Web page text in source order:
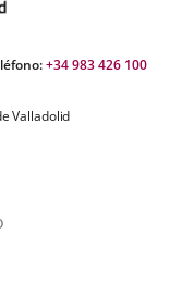
+34 983 426 100
Valladolid